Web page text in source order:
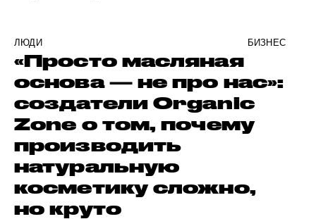
ЛЮДИ БИЗНЕС
«Просто масляная
основа — не про нас»:
создатели Organic
Zone о том, почему
производить
натуральную
косметику сложно,
но круто